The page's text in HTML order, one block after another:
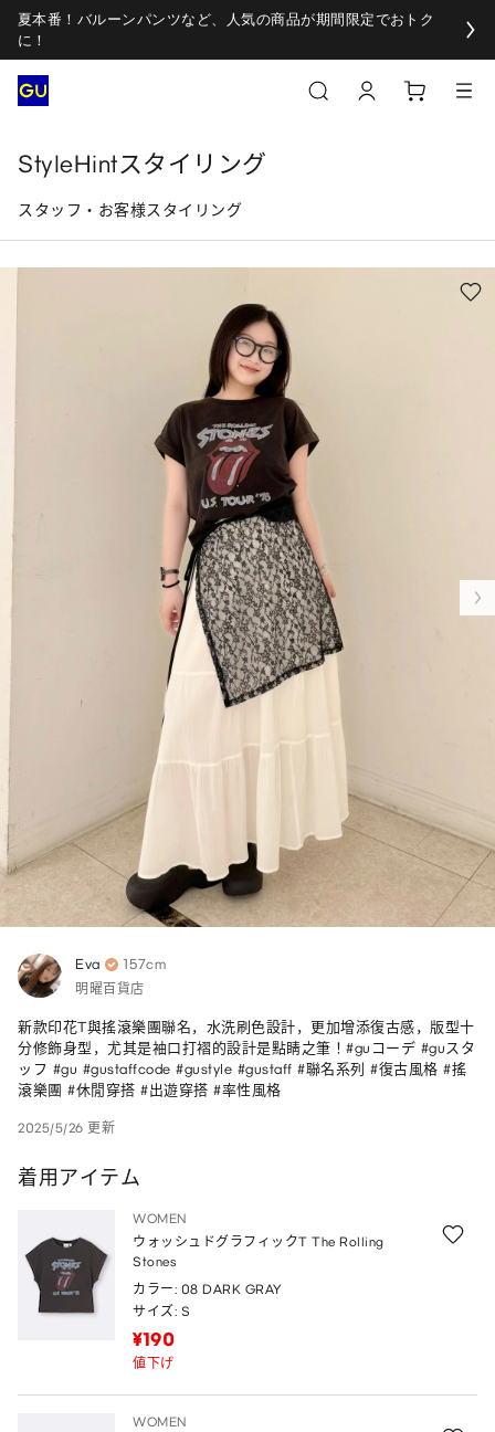
夏本番！バルーンパンツなど、人気の商品が期間限定でおトク
に！
StyleHintスタイリング
スタッフ・お客様スタイリング
Eva 157cm
明曜百貨店
新款印花T與搖滾樂團聯名，水洗刷色設計，更加增添復古感，版型十
分修飾身型，尤其是袖口打褶的設計是點睛之筆！#guコーデ #guスタ
ッフ #gu #gustaffcode #gustyle #gustaff #聯名系列 #復古風格 #搖
滾樂團 #休閒穿搭 #出遊穿搭 #率性風格
2025/5/26 更新
着用アイテム
WOMEN
ウォッシュドグラフィックT The Rolling
Stones
カラー: 08 DARK GRAY
サイズ: S
¥190
値下げ
WOMEN